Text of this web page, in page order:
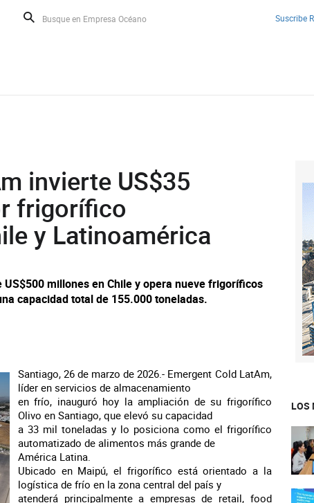
Suscribe
invierte US$35
frigorífico
y Latinoamérica
millones en Chile y opera nueve frigoríficos
capacidad total de 155.000 toneladas.
Santiago, 26 de marzo de 2026.- Emergent Cold LatAm,
líder en servicios de almacenamiento
en frío, inauguró hoy la ampliación de su frigorífico
Olivo en Santiago, que elevó su capacidad
a 33 mil toneladas y lo posiciona como el frigorífico
automatizado de alimentos más grande de
América Latina.
Ubicado en Maipú, el frigorífico está orientado a la
logística de frío en la zona central del país y
atenderá principalmente a empresas de retail, food
LOS